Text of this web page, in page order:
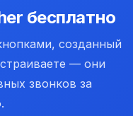
бесплатно
созданный
— они
звонков за